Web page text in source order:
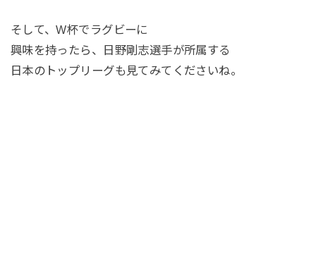
そして、W杯でラグビーに
興味を持ったら、日野剛志選手が所属する
日本のトップリーグも見てみてくださいね。